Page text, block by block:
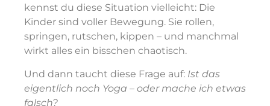
kennst du diese Situation vielleicht: Die
Kinder sind voller Bewegung. Sie rollen,
springen, rutschen, kippen – und manchmal
wirkt alles ein bisschen chaotisch.
Und dann taucht diese Frage auf: Ist das
eigentlich noch Yoga – oder mache ich etwas
falsch?